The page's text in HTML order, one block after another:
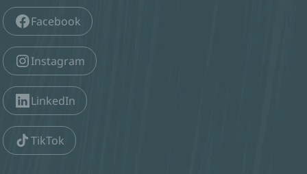
Facebook
Instagram
LinkedIn
TikTok